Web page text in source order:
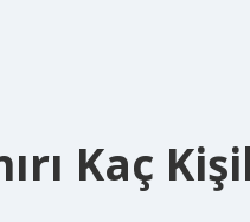
Kaç